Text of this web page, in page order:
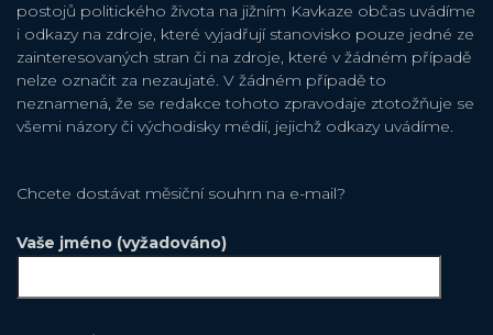
postojů politického života na jižním Kavkaze občas uvádíme
i odkazy na zdroje, které vyjadřují stanovisko pouze jedné ze
zainteresovaných stran či na zdroje, které v žádném případě
nelze označit za nezaujaté. V žádném případě to
neznamená, že se redakce tohoto zpravodaje ztotožňuje se
všemi názory či východisky médií, jejichž odkazy uvádíme.
Chcete dostávat měsiční souhrn na e-mail?
Vaše jméno (vyžadováno)